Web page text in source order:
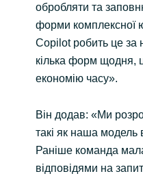
обробляти та
форми комплексної
Copilot робить це за
кілька форм щодня,
економію часу».
Він додав: «Ми
такі як наша модель
Раніше команда
відповідями на